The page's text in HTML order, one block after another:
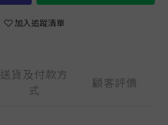
加入追蹤清單
送貨及付款方
式
顧客評價